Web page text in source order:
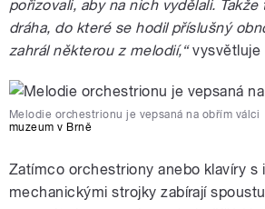
pořizovali, aby na nich vydělali.
dráha, do které se hodil příslušný
zahrál některou z melodií,“vysvětluje
Melodie orchestrionu je vepsaná na obřím válci
muzeum v Brně
Zatímco orchestriony anebo klavíry s
mechanickými strojky zabírají